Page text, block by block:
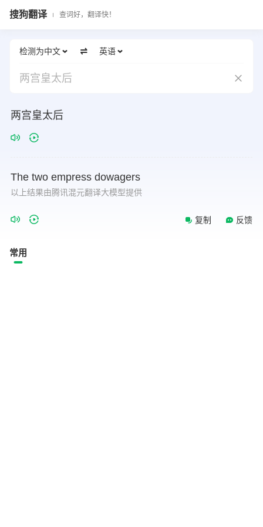
搜狗翻译 查词好，翻译快！
检测为中文 英语
两宫皇太后
两宫皇太后
The two empress dowagers
以上结果由腾讯混元翻译大模型提供
复制 反馈
常用